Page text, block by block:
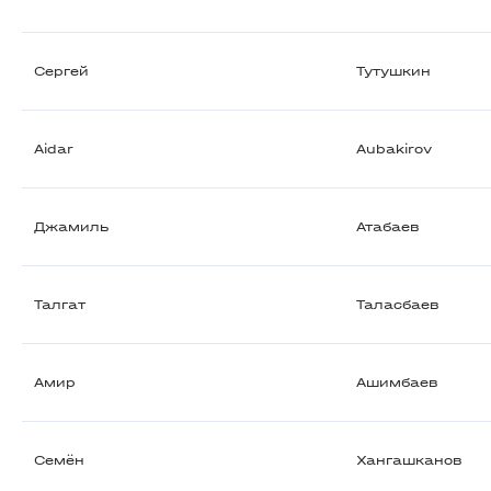
Сергей Тутушкин
Aidar Aubakirov
Джамиль Атабаев
Талгат Таласбаев
Амир Ашимбаев
Семён Хангашканов